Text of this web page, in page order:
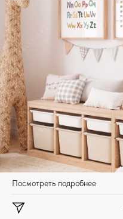
Посмотреть подробнее